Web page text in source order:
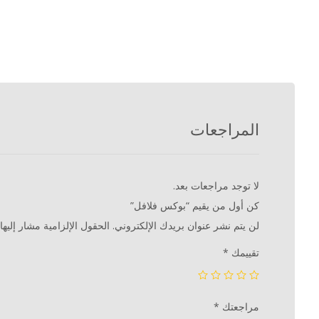
المراجعات
لا توجد مراجعات بعد.
كن أول من يقيم “بوكس فلافل”
لن يتم نشر عنوان بريدك الإلكتروني. الحقول الإلزامية مشار
تقييمك *
مراجعتك *